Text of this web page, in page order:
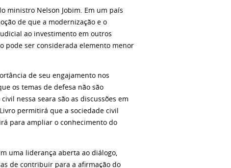
ministro Nelson Jobim. Em um país
de que a modernização e o
ao investimento em outros
pode ser considerada elemento menor
de seu engajamento nos
os temas de defesa não são
nessa seara são as discussões em
permitirá que a sociedade civil
para ampliar o conhecimento do
uma liderança aberta ao diálogo,
de contribuir para a afirmação do